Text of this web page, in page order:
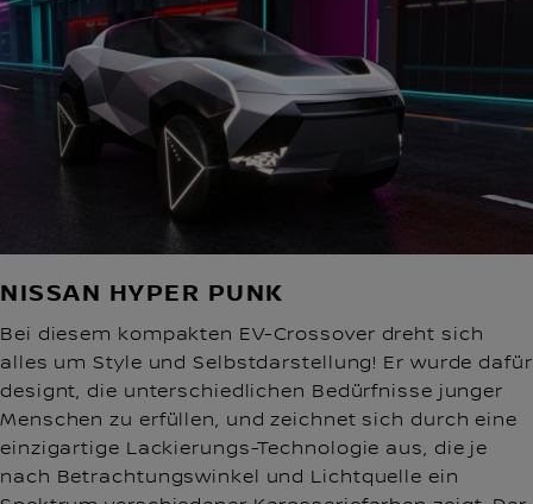
NISSAN HYPER PUNK
Bei diesem kompakten EV-Crossover dreht sich
alles um Style und Selbstdarstellung! Er wurde dafür
designt, die unterschiedlichen Bedürfnisse junger
Menschen zu erfüllen, und zeichnet sich durch eine
einzigartige Lackierungs-Technologie aus, die je
nach Betrachtungswinkel und Lichtquelle ein